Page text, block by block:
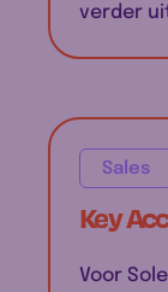
verder
Sales
Key
Voor